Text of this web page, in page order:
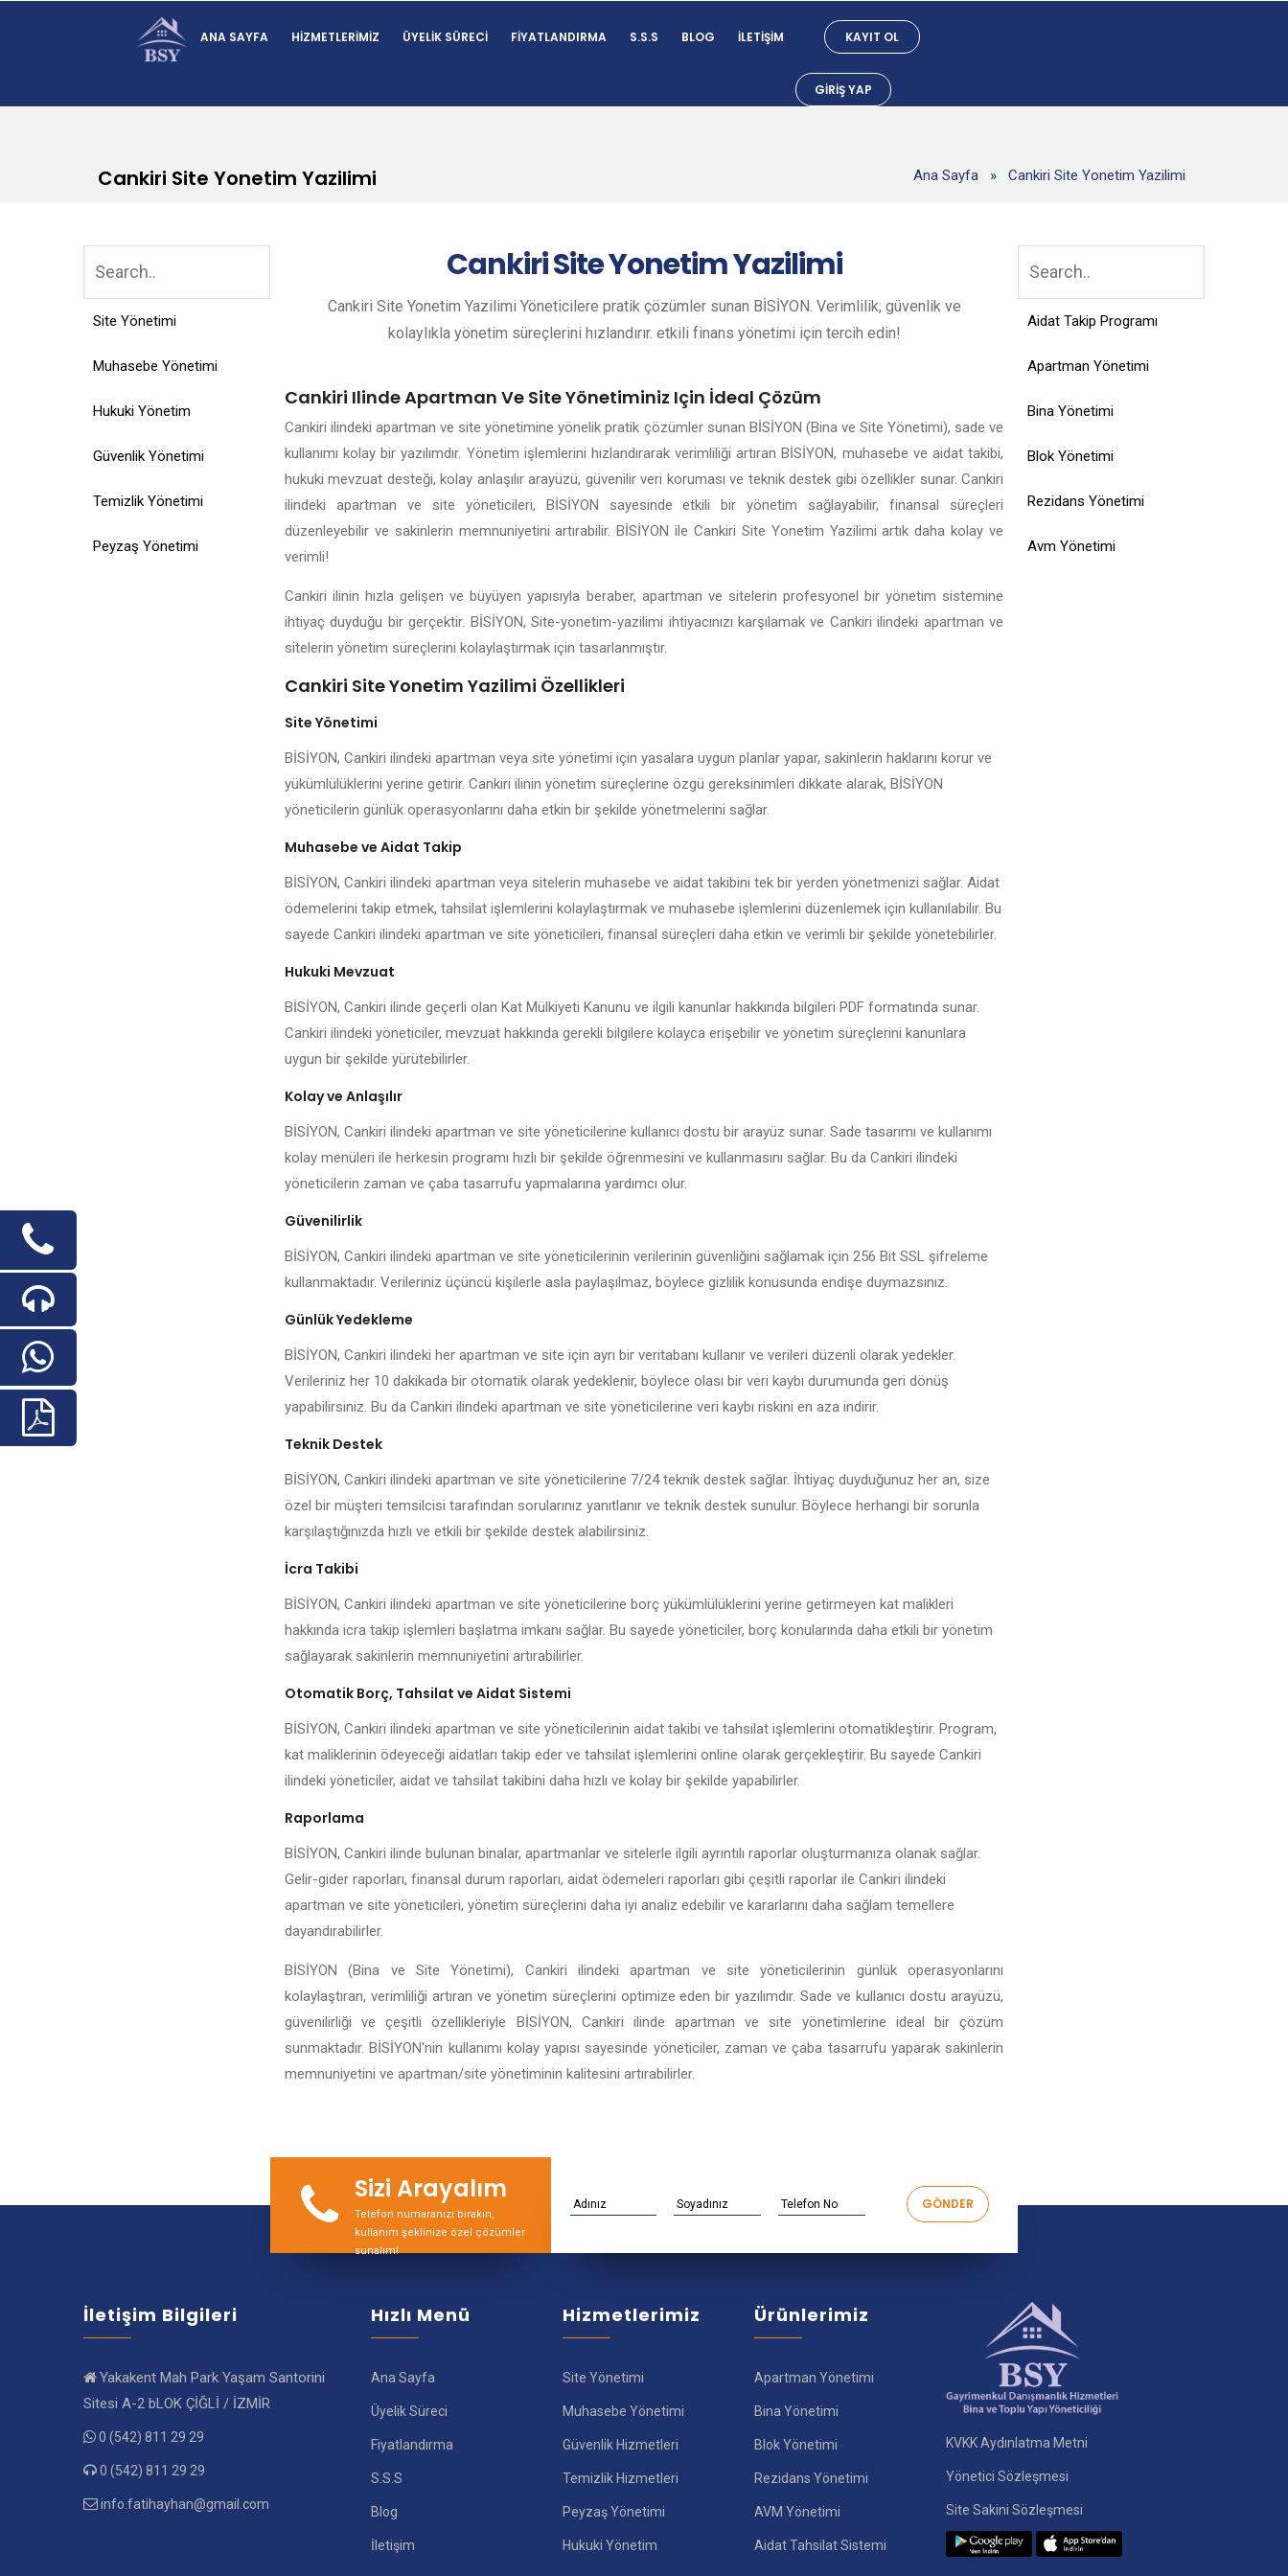
ANA SAYFA HIZMETLERIMIZ ÜYELIK SÜRECI FIYATLANDIRMA S.S.S BLOG İLETIŞIM KAYIT OL
GIRIŞ YAP
Cankiri Site Yonetim Yazilimi Ana Sayfa » Cankiri Site Yonetim Yazilimi
Site Yönetimi
Muhasebe Yönetimi
Hukuki Yönetim
Güvenlik Yönetimi
Temizlik Yönetimi
Peyzaş Yönetimi
CankiriSite Yonetim Yazilimi
Cankiri Site Yonetim Yazilimi Yöneticilere pratik çözümler sunan BİSİYON. Verimlilik, güvenlik ve
kolaylıkla yönetim süreçlerini hızlandırır. etkili finans yönetimi için tercih edin!
Cankiri Ilinde Apartman Ve Site Yönetiminiz Için İdeal Çözüm
Cankiri ilindeki apartman ve site yönetimine yönelik pratik çözümler sunan BİSİYON (Bina ve Site Yönetimi), sade ve
kullanımı kolay bir yazılımdır. Yönetim işlemlerini hızlandırarak verimliliği artıran BİSİYON, muhasebe ve aidat takibi,
hukuki mevzuat desteği, kolay anlaşılır arayüzü, güvenilir veri koruması ve teknik destek gibi özellikler sunar. Cankiri
ilindeki apartman ve site yöneticileri, BİSİYON sayesinde etkili bir yönetim sağlayabilir, finansal süreçleri
düzenleyebilir ve sakinlerin memnuniyetini artırabilir. BİSİYON ile Cankiri Site Yonetim Yazilimi artık daha kolay ve
verimli!
Cankiri ilinin hızla gelişen ve büyüyen yapısıyla beraber, apartman ve sitelerin profesyonel bir yönetim sistemine
ihtiyaç duyduğu bir gerçektir. BİSİYON, Site-yonetim-yazilimi ihtiyacınızı karşılamak ve Cankiri ilindeki apartman ve
sitelerin yönetim süreçlerini kolaylaştırmak için tasarlanmıştır.
Cankiri Site Yonetim Yazilimi Özellikleri
Site Yönetimi
BİSİYON, Cankiri ilindeki apartman veya site yönetimi için yasalara uygun planlar yapar, sakinlerin haklarını korur ve
yükümlülüklerini yerine getirir. Cankiri ilinin yönetim süreçlerine özgü gereksinimleri dikkate alarak, BİSİYON
yöneticilerin günlük operasyonlarını daha etkin bir şekilde yönetmelerini sağlar.
Muhasebe ve Aidat Takip
BİSİYON, Cankiri ilindeki apartman veya sitelerin muhasebe ve aidat takibini tek bir yerden yönetmenizi sağlar. Aidat
ödemelerini takip etmek, tahsilat işlemlerini kolaylaştırmak ve muhasebe işlemlerini düzenlemek için kullanılabilir. Bu
sayede Cankiri ilindeki apartman ve site yöneticileri, finansal süreçleri daha etkin ve verimli bir şekilde yönetebilirler.
Hukuki Mevzuat
BİSİYON, Cankiri ilinde geçerli olan Kat Mülkiyeti Kanunu ve ilgili kanunlar hakkında bilgileri PDF formatında sunar.
Cankiri ilindeki yöneticiler, mevzuat hakkında gerekli bilgilere kolayca erişebilir ve yönetim süreçlerini kanunlara
uygun bir şekilde yürütebilirler.
Kolay ve Anlaşılır
BİSİYON, Cankiri ilindeki apartman ve site yöneticilerine kullanıcı dostu bir arayüz sunar. Sade tasarımı ve kullanımı
kolay menüleri ile herkesin programı hızlı bir şekilde öğrenmesini ve kullanmasını sağlar. Bu da Cankiri ilindeki
yöneticilerin zaman ve çaba tasarrufu yapmalarına yardımcı olur.
Güvenilirlik
BİSİYON, Cankiri ilindeki apartman ve site yöneticilerinin verilerinin güvenliğini sağlamak için 256 Bit SSL şifreleme
kullanmaktadır. Verileriniz üçüncü kişilerle asla paylaşılmaz, böylece gizlilik konusunda endişe duymazsınız.
Günlük Yedekleme
BİSİYON, Cankiri ilindeki her apartman ve site için ayrı bir veritabanı kullanır ve verileri düzenli olarak yedekler.
Verileriniz her 10 dakikada bir otomatik olarak yedeklenir, böylece olası bir veri kaybı durumunda geri dönüş
yapabilirsiniz. Bu da Cankiri ilindeki apartman ve site yöneticilerine veri kaybı riskini en aza indirir.
Teknik Destek
BİSİYON, Cankiri ilindeki apartman ve site yöneticilerine 7/24 teknik destek sağlar. İhtiyaç duyduğunuz her an, size
özel bir müşteri temsilcisi tarafından sorularınız yanıtlanır ve teknik destek sunulur. Böylece herhangi bir sorunla
karşılaştığınızda hızlı ve etkili bir şekilde destek alabilirsiniz.
İcra Takibi
BİSİYON, Cankiri ilindeki apartman ve site yöneticilerine borç yükümlülüklerini yerine getirmeyen kat malikleri
hakkında icra takip işlemleri başlatma imkanı sağlar. Bu sayede yöneticiler, borç konularında daha etkili bir yönetim
sağlayarak sakinlerin memnuniyetini artırabilirler.
Otomatik Borç, Tahsilat ve Aidat Sistemi
BİSİYON, Cankiri ilindeki apartman ve site yöneticilerinin aidat takibi ve tahsilat işlemlerini otomatikleştirir. Program,
kat maliklerinin ödeyeceği aidatları takip eder ve tahsilat işlemlerini online olarak gerçekleştirir. Bu sayede Cankiri
ilindeki yöneticiler, aidat ve tahsilat takibini daha hızlı ve kolay bir şekilde yapabilirler.
Raporlama
BİSİYON, Cankiri ilinde bulunan binalar, apartmanlar ve sitelerle ilgili ayrıntılı raporlar oluşturmanıza olanak sağlar.
Gelir-gider raporları, finansal durum raporları, aidat ödemeleri raporları gibi çeşitli raporlar ile Cankiri ilindeki
apartman ve site yöneticileri, yönetim süreçlerini daha iyi analiz edebilir ve kararlarını daha sağlam temellere
dayandırabilirler.
BİSİYON (Bina ve Site Yönetimi), Cankiri ilindeki apartman ve site yöneticilerinin günlük operasyonlarını
kolaylaştıran, verimliliği artıran ve yönetim süreçlerini optimize eden bir yazılımdır. Sade ve kullanıcı dostu arayüzü,
güvenilirliği ve çeşitli özellikleriyle BİSİYON, Cankiri ilinde apartman ve site yönetimlerine ideal bir çözüm
sunmaktadır. BİSİYON'nin kullanımı kolay yapısı sayesinde yöneticiler, zaman ve çaba tasarrufu yaparak sakinlerin
memnuniyetini ve apartman/site yönetiminin kalitesini artırabilirler.
Aidat Takip Programı
Apartman Yönetimi
Bina Yönetimi
Blok Yönetimi
Rezidans Yönetimi
Avm Yönetimi
Sizi Arayalım
Telefon numaranızı bırakın,
kullanım şeklinize özel çözümler
sunalım!
İletişim Bilgileri
Yakakent Mah Park Yaşam Santorini
Sitesi A-2 bLOK ÇİĞLİ / İZMİR
0 (542) 811 29 29
0 (542) 811 29 29
info.fatihayhan@gmail.com
Hızlı Menü
Ana Sayfa
Üyelik Süreci
Fiyatlandırma
S.S.S
Blog
İletişim
Hizmetlerimiz
Site Yönetimi
Muhasebe Yönetimi
Güvenlik Hizmetleri
Temizlik Hizmetleri
Peyzaş Yönetimi
Hukuki Yönetim
Ürünlerimiz
Apartman Yönetimi
Bina Yönetimi
Blok Yönetimi
Rezidans Yönetimi
AVM Yönetimi
Aidat Tahsilat Sistemi
KVKK Aydınlatma Metni
Yönetici Sözleşmesi
Site Sakini Sözleşmesi